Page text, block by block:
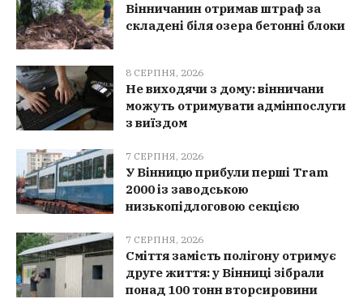
Вінничанин отримав штраф за
складені біля озера бетонні блоки
8 СЕРПНЯ, 2026
Не виходячи з дому: вінничани
можуть отримувати адмінпослуги
з виїздом
7 СЕРПНЯ, 2026
У Вінницю прибули перші Tram
2000 із заводською
низькопідлоговою секцією
7 СЕРПНЯ, 2026
Сміття замість полігону отримує
друге життя: у Вінниці зібрали
понад 100 тонн вторсировини